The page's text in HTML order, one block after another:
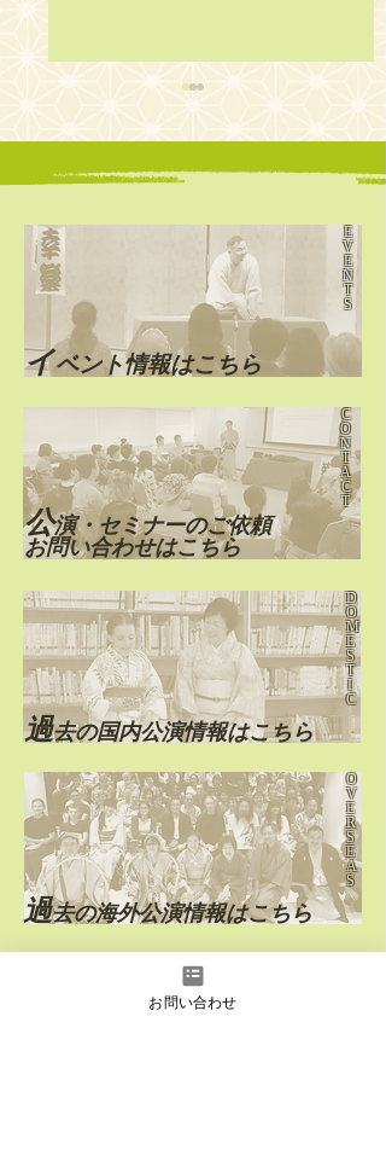
第22回 大江戸英語落
語会
​イベント情報はこちら
E
V
E
N
T
S
公演・セミナーのご依頼
お問い合わせはこちら
C
O
N
T
A
C
T
過去の国内公演情報はこちら
D
O
M
E
S
T
I
C
過去の海外公演情報はこちら
O
V
E
R
S
E
A
S
お問い合わせ